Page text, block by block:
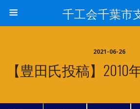
千工会千葉市
2021-06-26
【豊田氏投稿】